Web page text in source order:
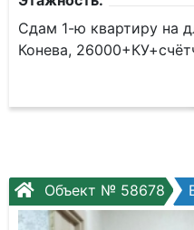
Сдам 1-ю квартиру на
Конева,
Объект № 58678